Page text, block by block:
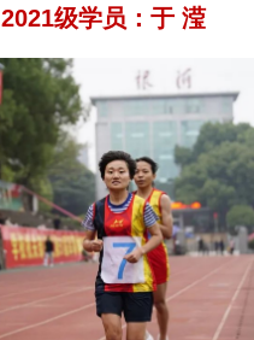
2021级学员： 于 滢